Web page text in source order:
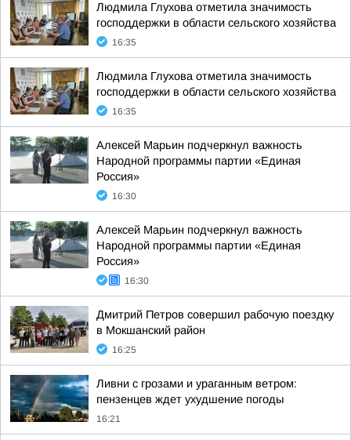
Людмила Глухова отметила значимость
господдержки в области сельского хозяйства
16:35
Людмила Глухова отметила значимость
господдержки в области сельского хозяйства
16:35
Алексей Марьин подчеркнул важность
Народной программы партии «Единая
Россия»
16:30
Алексей Марьин подчеркнул важность
Народной программы партии «Единая
Россия»
16:30
Дмитрий Петров совершил рабочую поездку
в Мокшанский район
16:25
Ливни с грозами и ураганным ветром:
пензенцев ждет ухудшение погоды
16:21